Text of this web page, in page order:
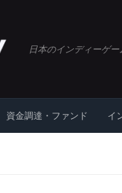
日本のインディーゲ
資金調達・ファンド イ